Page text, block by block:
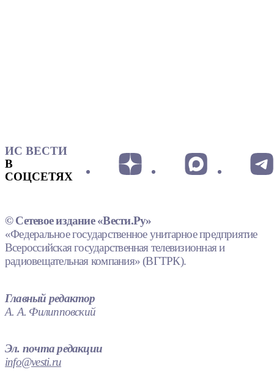
ИС ВЕСТИ
В
СОЦСЕТЯХ
© Сетевое издание «Вести.Ру»
«Федеральное государственное унитарное предприятие
Всероссийская государственная телевизионная и
радиовещательная компания» (ВГТРК).
Главный редактор
А. А. Филипповский
Эл. почта редакции
info@vesti.ru